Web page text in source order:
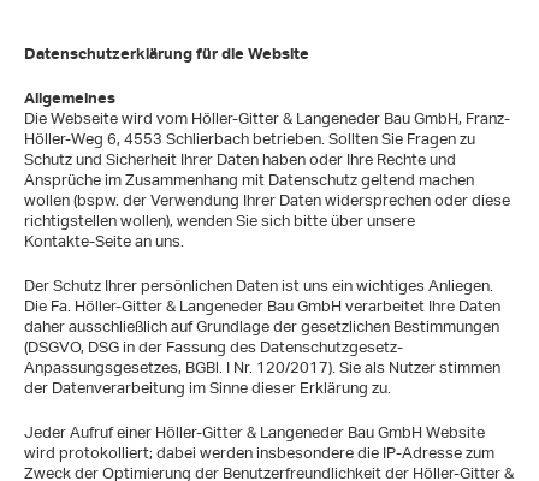
Datenschutzerklärung für die Website
Allgemeines
Die Webseite wird vom Höller-Gitter & Langeneder Bau GmbH, Franz-
Höller-Weg 6, 4553 Schlierbach betrieben. Sollten Sie Fragen zu
Schutz und Sicherheit Ihrer Daten haben oder Ihre Rechte und
Ansprüche im Zusammenhang mit Datenschutz geltend machen
wollen (bspw. der Verwendung Ihrer Daten widersprechen oder diese
richtigstellen wollen), wenden Sie sich bitte über unsere
Kontakte-Seite an uns.
Der Schutz Ihrer persönlichen Daten ist uns ein wichtiges Anliegen.
Die Fa. Höller-Gitter & Langeneder Bau GmbH verarbeitet Ihre Daten
daher ausschließlich auf Grundlage der gesetzlichen Bestimmungen
(DSGVO, DSG in der Fassung des Datenschutzgesetz-
Anpassungsgesetzes, BGBl. I Nr. 120/2017). Sie als Nutzer stimmen
der Datenverarbeitung im Sinne dieser Erklärung zu.
Jeder Aufruf einer Höller-Gitter & Langeneder Bau GmbH Website
wird protokolliert; dabei werden insbesondere die IP-Adresse zum
Zweck der Optimierung der Benutzerfreundlichkeit der Höller-Gitter &